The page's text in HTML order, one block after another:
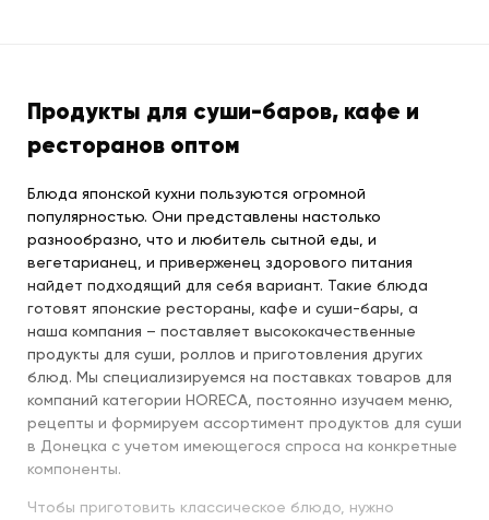
Продукты для суши-баров, кафе и
ресторанов оптом
Блюда японской кухни пользуются огромной
популярностью. Они представлены настолько
разнообразно, что и любитель сытной еды, и
вегетарианец, и приверженец здорового питания
найдет подходящий для себя вариант. Такие блюда
готовят японские рестораны, кафе и суши-бары, а
наша компания – поставляет высококачественные
продукты для суши, роллов и приготовления других
блюд. Мы специализируемся на поставках товаров для
компаний категории HORECA, постоянно изучаем меню,
рецепты и формируем ассортимент продуктов для суши
в Донецка с учетом имеющегося спроса на конкретные
компоненты.
Чтобы приготовить классическое блюдо, нужно